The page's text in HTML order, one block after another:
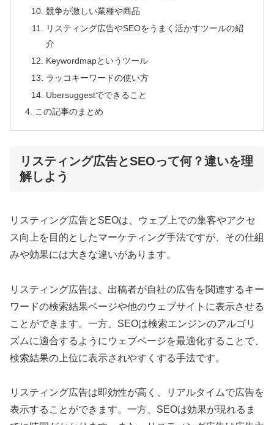
競争が激しい業種や商品
リスティング広告やSEOをうまく活かすツールの紹
介
Keywordmapというツール
ラッコキーワードの使い方
Ubersuggestでできること
この記事のまとめ
リスティング広告とSEOって何？違いを理
解しよう
リスティング広告とSEOは、ウェブ上での集客やアクセ
ス向上を目的としたマーケティング手法ですが、その仕組
みや効果には大きな違いがあります。
リスティング広告は、出稿者が自社の広告を関連するキー
ワードの検索結果ページや他のウェブサイトに表示させる
ことができます。一方、SEOは検索エンジンのアルゴリ
ズムに適合するようにウェブページを最適化することで、
検索結果の上位に表示されやすくする手法です。
リスティング広告は即効性が高く、リアルタイムで広告を
表示することができます。一方、SEOは効果が現れるま